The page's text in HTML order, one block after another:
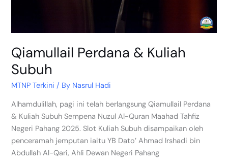
Qiamullail Perdana & Kuliah
Subuh
MTNP Terkini / By Nasrul Hadi
Alhamdulillah, pagi ini telah berlangsung Qiamullail Perdana
& Kuliah Subuh Sempena Nuzul Al-Quran Maahad Tahfiz
Negeri Pahang 2025. Slot Kuliah Subuh disampaikan oleh
penceramah jemputan iaitu YB Dato’ Ahmad Irshadi bin
Abdullah Al-Qari, Ahli Dewan Negeri Pahang